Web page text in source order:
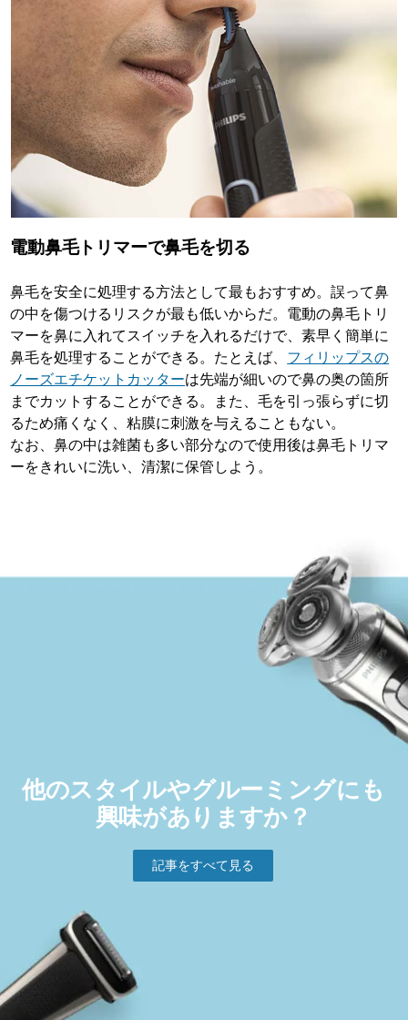
電動鼻毛トリマーで鼻毛を切る
鼻毛を安全に処理する方法として最もおすすめ。誤って鼻
の中を傷つけるリスクが最も低いからだ。電動の鼻毛トリ
マーを鼻に入れてスイッチを入れるだけで、素早く簡単に
鼻毛を処理することができる。たとえば、 フィリップスの
ノーズエチケットカッターは先端が細いので鼻の奥の箇所
までカットすることができる。また、毛を引っ張らずに切
るため痛くなく、粘膜に刺激を与えることもない。
なお、鼻の中は雑菌も多い部分なので使用後は鼻毛トリマ
ーをきれいに洗い、清潔に保管しよう。
他のスタイルやグルーミングにも
興味がありますか？
記事をすべて⾒る